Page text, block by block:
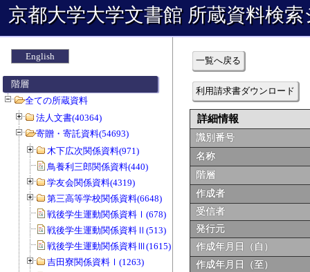
京都大学大学文書館 所蔵資料検
English
階層
全ての所蔵資料
法人文書(40364)
寄贈・寄託資料(54693)
木下広次関係資料(971)
鳥養利三郎関係資料(440)
学友会関係資料(4319)
第三高等学校関係資料(6648)
戦後学生運動関係資料Ⅰ(678)
戦後学生運動関係資料Ⅱ(513)
戦後学生運動関係資料Ⅲ(1615)
吉田寮関係資料Ⅰ(1263)
一覧へ戻る
利用請求書ダウンロード
詳細情報
識別番号
名称
階層
作成者
受信者
発行元
作成年月日（自）
作成年月日（至）